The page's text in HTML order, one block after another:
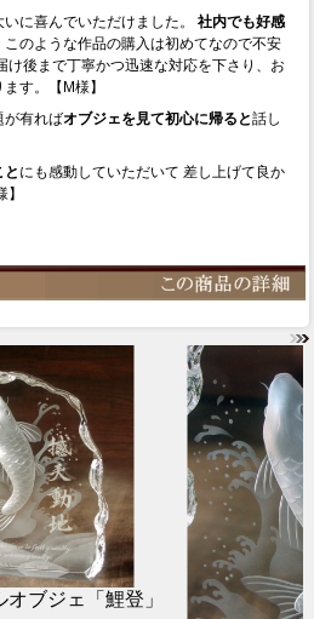
に喜んでいただけました。 社内でも好感
のような作品の購入は初めてなので不安
け後まで丁寧かつ迅速な対応を下さり、お
す。【M様】
が有ればオブジェを見て初心に帰ると話し
と にも感動していただいて 差し上げて良か
オブジェ「鯉登」